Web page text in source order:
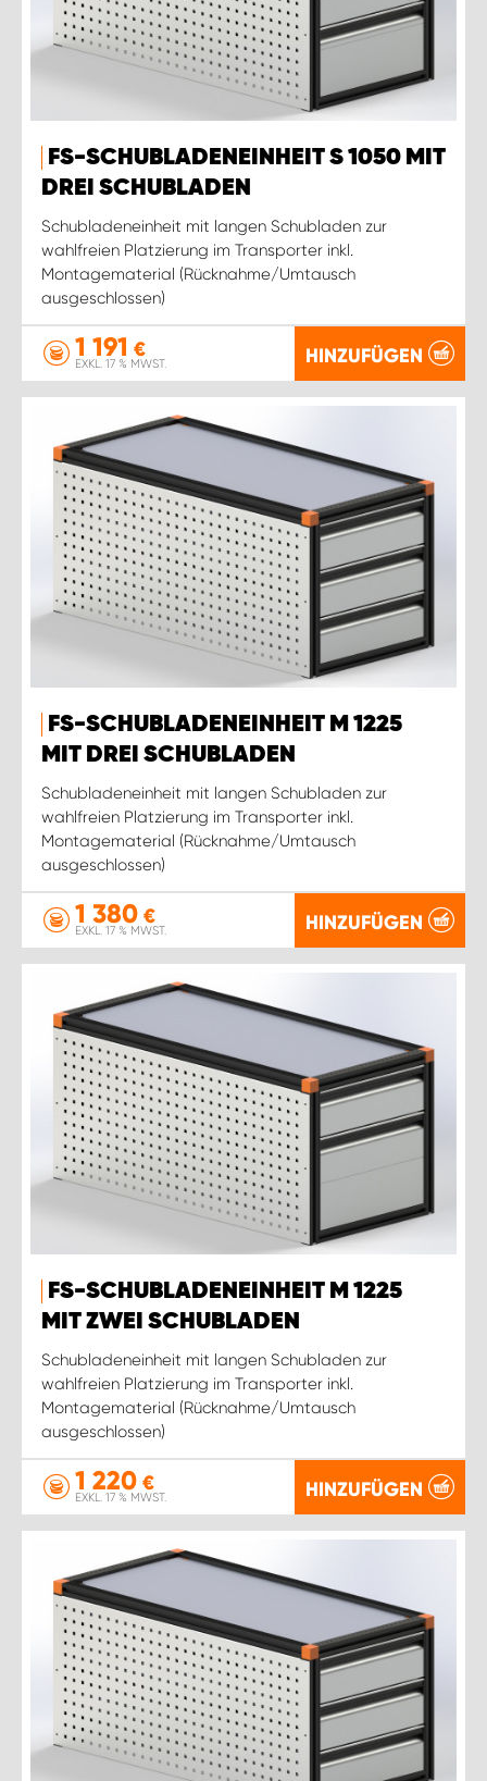
FS-SCHUBLADENEINHEIT S 1050 MIT
DREI SCHUBLADEN
Schubladeneinheit mit langen Schubladen zur
wahlfreien Platzierung im Transporter inkl.
Montagematerial (Rücknahme/Umtausch
ausgeschlossen)
1 191 €
EXKL. 17 % MWST. HINZUFÜGEN
FS-SCHUBLADENEINHEIT M 1225
MIT DREI SCHUBLADEN
Schubladeneinheit mit langen Schubladen zur
wahlfreien Platzierung im Transporter inkl.
Montagematerial (Rücknahme/Umtausch
ausgeschlossen)
1 380 €
EXKL. 17 % MWST. HINZUFÜGEN
FS-SCHUBLADENEINHEIT M 1225
MIT ZWEI SCHUBLADEN
Schubladeneinheit mit langen Schubladen zur
wahlfreien Platzierung im Transporter inkl.
Montagematerial (Rücknahme/Umtausch
ausgeschlossen)
1 220 €
EXKL. 17 % MWST. HINZUFÜGEN